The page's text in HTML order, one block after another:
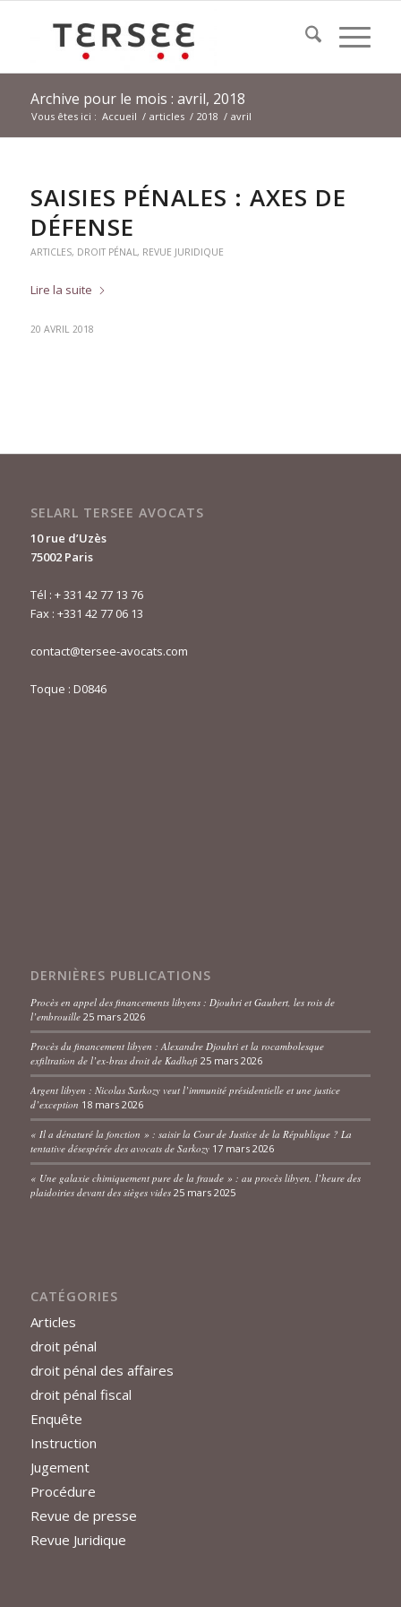
Archive pour le mois : avril, 2018
Vous êtes ici : Accueil / articles / 2018 / avril
SAISIES PÉNALES : AXES DE
DÉFENSE
ARTICLES, DROIT PÉNAL, REVUE JURIDIQUE
Lire la suite
20 AVRIL 2018
SELARL TERSEE AVOCATS
10 rue d’Uzès
75002 Paris
Tél : + 331 42 77 13 76
Fax : +331 42 77 06 13
contact@tersee-avocats.com
Toque : D0846
DERNIÈRES PUBLICATIONS
Procès en appel des financements libyens : Djouhri et Gaubert, les rois de
l’embrouille 25 mars 2026
Procès du financement libyen : Alexandre Djouhri et la rocambolesque
exfiltration de l’ex-bras droit de Kadhafi 25 mars 2026
Argent libyen : Nicolas Sarkozy veut l’immunité présidentielle et une justice
d’exception 18 mars 2026
« Il a dénaturé la fonction » : saisir la Cour de Justice de la République ? La
tentative désespérée des avocats de Sarkozy 17 mars 2026
« Une galaxie chimiquement pure de la fraude » : au procès libyen, l’heure des
plaidoiries devant des sièges vides 25 mars 2025
CATÉGORIES
Articles
droit pénal
droit pénal des affaires
droit pénal fiscal
Enquête
Instruction
Jugement
Procédure
Revue de presse
Revue Juridique